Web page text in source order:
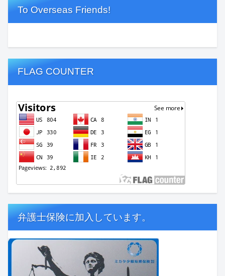
To Overseas Friends!
FLAG COUNTER
弁護士保険に加入しています。